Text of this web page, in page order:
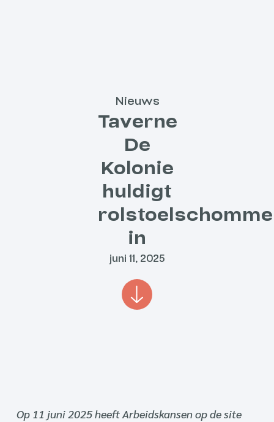
Nieuws
Taverne
De
Kolonie
huldigt
in
juni 11, 2025
Op 11 juni 2025 heeft Arbeidskansen op de site